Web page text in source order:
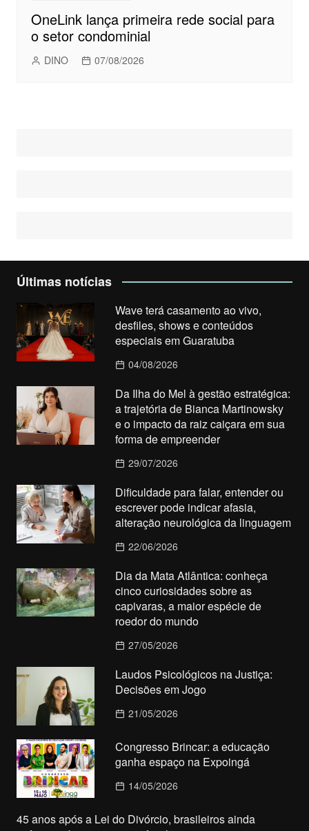
OneLink lança primeira rede social para
o setor condominial
DINO 07/08/2026
Últimas notícias
Wave terá casamento ao vivo,
desfiles, shows e conteúdos
especiais em Guaratuba
04/08/2026
Da Ilha do Mel à gestão estratégica:
a trajetória de Bianca Martinowsky
e o impacto da raiz caiçara em sua
forma de empreender
29/07/2026
Dificuldade para falar, entender ou
escrever pode indicar afasia,
alteração neurológica da linguagem
22/06/2026
Dia da Mata Atlântica: conheça
cinco curiosidades sobre as
capivaras, a maior espécie de
roedor do mundo
27/05/2026
Laudos Psicológicos na Justiça:
Decisões em Jogo
21/05/2026
Congresso Brincar: a educação
ganha espaço na Expoingá
14/05/2026
45 anos após a Lei do Divórcio, brasileiros ainda